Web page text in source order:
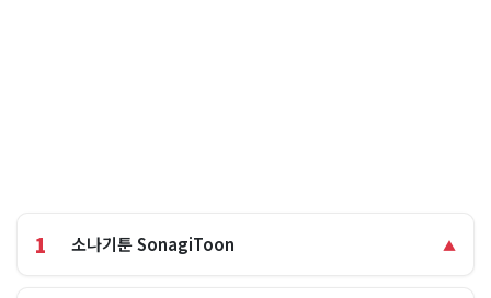
1 소나기툰 SonagiToon ▲